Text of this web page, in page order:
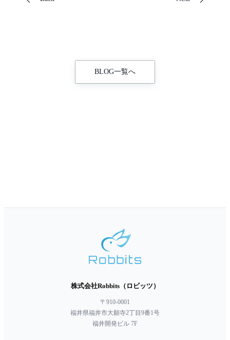
BLOG一覧へ
株式会社Robbits（ロビッツ）
〒910-0001
福井県福井市大願寺2丁目9番1号
福井開発ビル 7F